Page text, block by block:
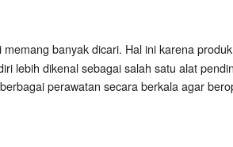
memang banyak dicari. Hal ini karena
lebih dikenal sebagai salah satu alat
perawatan secara berkala agar